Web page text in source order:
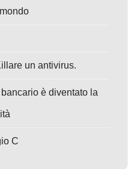
un antivirus.
è diventato la
C